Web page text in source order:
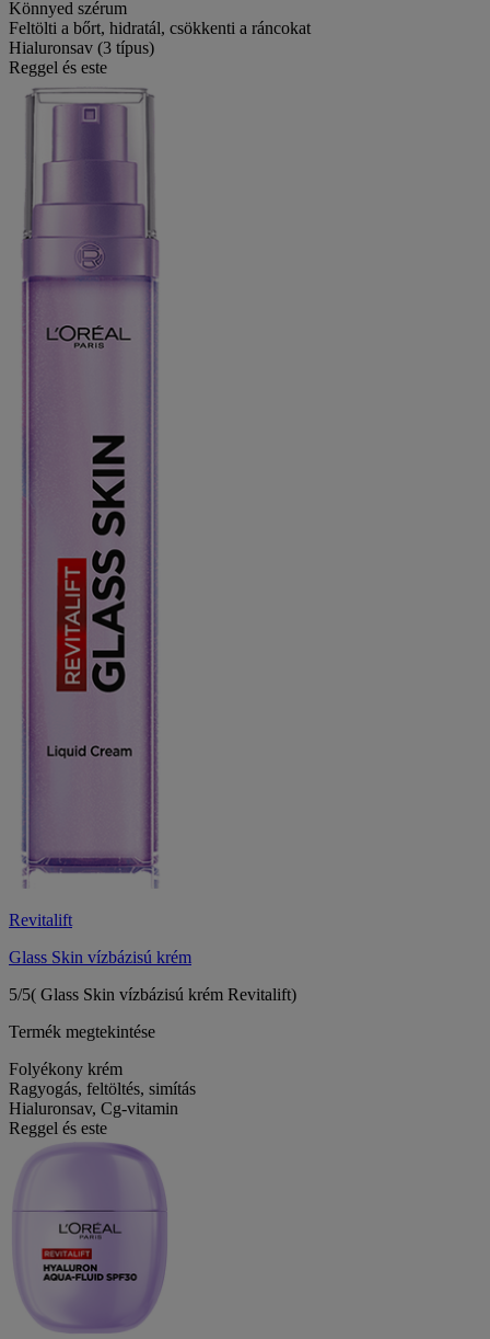
Könnyed szérum
Feltölti a bőrt, hidratál, csökkenti a ráncokat
Hialuronsav (3 típus)
Reggel és este
Revitalift
Glass Skin vízbázisú krém
5/5( Glass Skin vízbázisú krém Revitalift)
Termék megtekintése
Folyékony krém
Ragyogás, feltöltés, simítás
Hialuronsav, Cg-vitamin
Reggel és este